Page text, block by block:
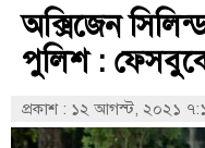
অক্সিজেন
পুলিশ :
প্রকাশ : ১২ আগস্ট, ২০২১